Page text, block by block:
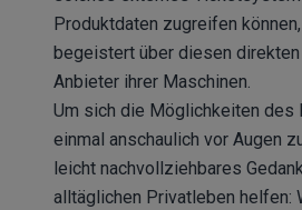
Produktdaten zugreifen
begeistert über diesen
Anbieter ihrer Maschinen.
Um sich die Möglichkeiten des
einmal anschaulich vor Augen
leicht nachvollziehbares
alltäglichen Privatleben helfen: